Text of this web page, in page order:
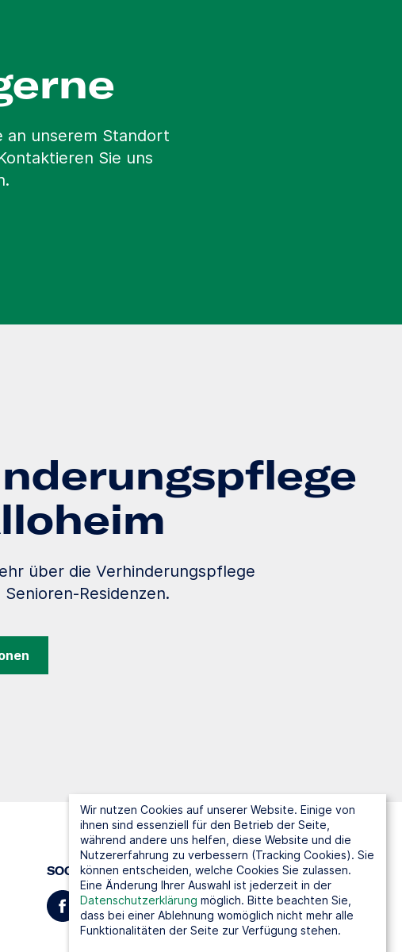
an unserem Standort
Sie uns
über die Verhinderungspflege
Residenzen.
SOCIAL MEDIA
Wir nutzen Cookies auf unserer Website. Einige von
ihnen sind essenziell für den Betrieb der Seite,
während andere uns helfen, diese Website und die
Nutzererfahrung zu verbessern (Tracking Cookies). Sie
können entscheiden, welche Cookies Sie zulassen.
Eine Änderung Ihrer Auswahl ist jederzeit in der
Datenschutzerklärung möglich. Bitte beachten Sie,
dass bei einer Ablehnung womöglich nicht mehr alle
Funktionalitäten der Seite zur Verfügung stehen.